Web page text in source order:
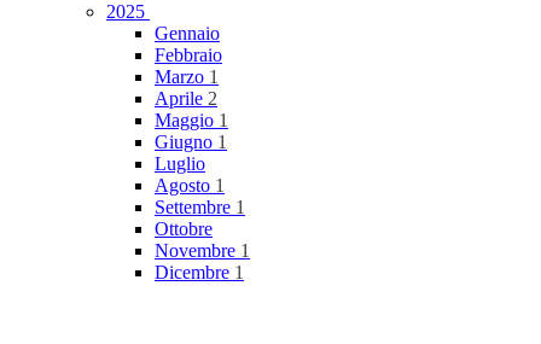
2025
Gennaio
Febbraio
Marzo 1
Aprile 2
Maggio 1
Giugno 1
Luglio
Agosto 1
Settembre 1
Ottobre
Novembre 1
Dicembre 1